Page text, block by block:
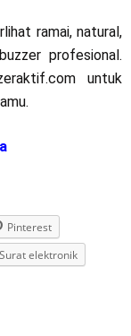
ramai, natural,
profesional.
untuk
Pinterest
Surat elektronik